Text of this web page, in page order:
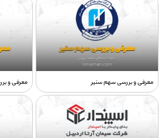
معرفی و بررسی سهم سنیر معرفی و